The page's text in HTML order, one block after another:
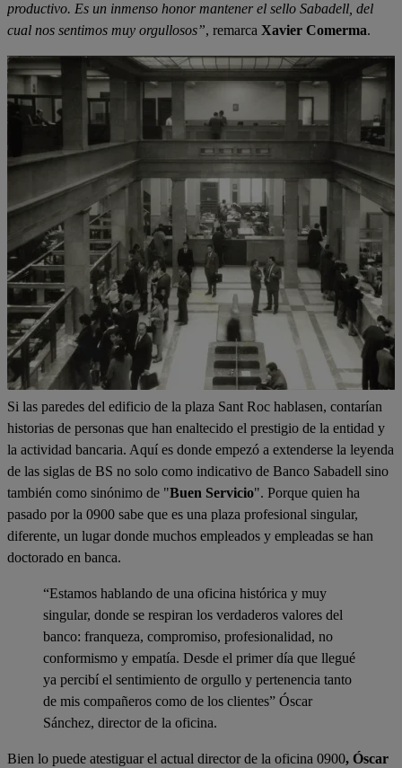
productivo. Es un inmenso honor mantener el sello Sabadell, del
cual nos sentimos muy orgullosos”, remarca Xavier Comerma.
Si las paredes del edificio de la plaza Sant Roc hablasen, contarían
historias de personas que han enaltecido el prestigio de la entidad y
la actividad bancaria. Aquí es donde empezó a extenderse la leyenda
de las siglas de BS no solo como indicativo de Banco Sabadell sino
también como sinónimo de "Buen Servicio". Porque quien ha
pasado por la 0900 sabe que es una plaza profesional singular,
diferente, un lugar donde muchos empleados y empleadas se han
doctorado en banca.
“Estamos hablando de una oficina histórica y muy
singular, donde se respiran los verdaderos valores del
banco: franqueza, compromiso, profesionalidad, no
conformismo y empatía. Desde el primer día que llegué
ya percibí el sentimiento de orgullo y pertenencia tanto
de mis compañeros como de los clientes” Óscar
Sánchez, director de la oficina.
Bien lo puede atestiguar el actual director de la oficina 0900, Óscar